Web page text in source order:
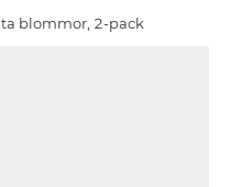
blommor, 2-pack